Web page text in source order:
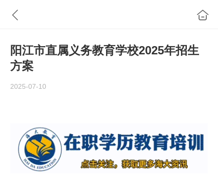
阳江市直属义务教育学校2025年招生
方案
2025-07-10